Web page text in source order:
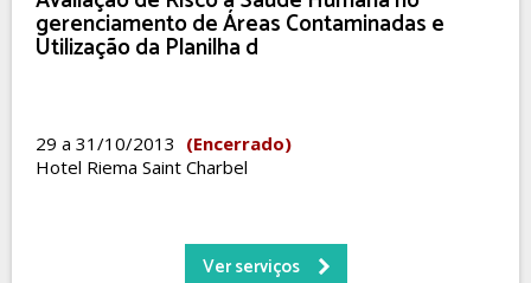
gerenciamento de Áreas Contaminadas e
Utilização da Planilha d
29 a 31/10/2013 (Encerrado)
Hotel Riema Saint Charbel
Ver serviços